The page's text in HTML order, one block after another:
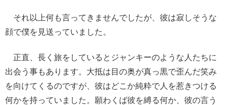
それ以上何も言ってきませんでしたが、彼は寂しそうな
顔で僕を見送っていました。
正直、長く旅をしているとジャンキーのような人たちに
出会う事もあります。大抵は目の奥が真っ黒で歪んだ笑み
を向けてくるのですが、彼はどこか純粋で人を惹きつける
何かを持っていました。願わくば彼を縛る何か、彼の言う